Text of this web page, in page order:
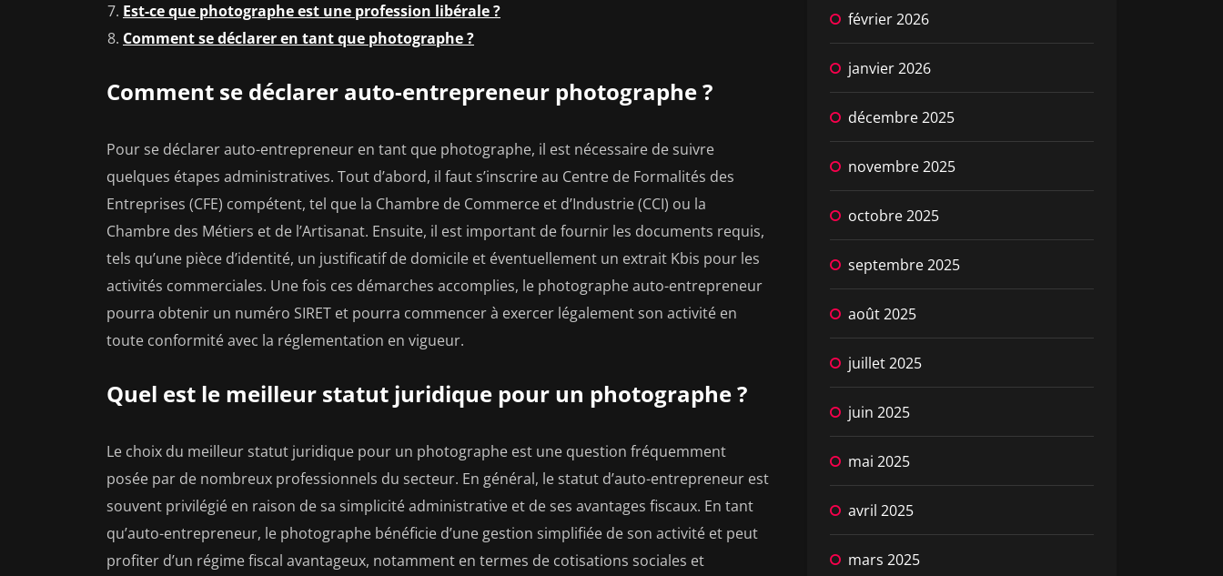
Est-ce que photographe est une profession libérale ?
Comment se déclarer en tant que photographe ?
Comment se déclarer auto-entrepreneur photographe ?
Pour se déclarer auto-entrepreneur en tant que photographe, il est nécessaire de suivre
quelques étapes administratives. Tout d’abord, il faut s’inscrire au Centre de Formalités des
Entreprises (CFE) compétent, tel que la Chambre de Commerce et d’Industrie (CCI) ou la
Chambre des Métiers et de l’Artisanat. Ensuite, il est important de fournir les documents requis,
tels qu’une pièce d’identité, un justificatif de domicile et éventuellement un extrait Kbis pour les
activités commerciales. Une fois ces démarches accomplies, le photographe auto-entrepreneur
pourra obtenir un numéro SIRET et pourra commencer à exercer légalement son activité en
toute conformité avec la réglementation en vigueur.
Quel est le meilleur statut juridique pour un photographe ?
Le choix du meilleur statut juridique pour un photographe est une question fréquemment
posée par de nombreux professionnels du secteur. En général, le statut d’auto-entrepreneur est
souvent privilégié en raison de sa simplicité administrative et de ses avantages fiscaux. En tant
qu’auto-entrepreneur, le photographe bénéficie d’une gestion simplifiée de son activité et peut
profiter d’un régime fiscal avantageux, notamment en termes de cotisations sociales et
février 2026
janvier 2026
décembre 2025
novembre 2025
octobre 2025
septembre 2025
août 2025
juillet 2025
juin 2025
mai 2025
avril 2025
mars 2025